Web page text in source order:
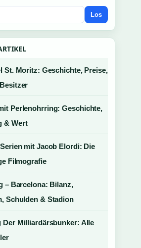
Los
St. Moritz: Geschichte, Preise,
Perlenohrring: Geschichte,
& Wert
mit Jacob Elordi: Die
Filmografie
– Barcelona: Bilanz,
Schulden & Stadion
Der Milliardärsbunker: Alle